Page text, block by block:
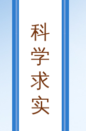
科
学
求
实